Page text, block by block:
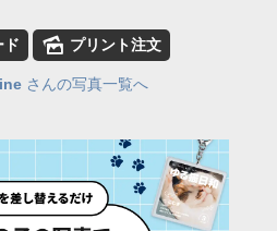
ド 🌄 プリント注文
さんの写真一覧へ